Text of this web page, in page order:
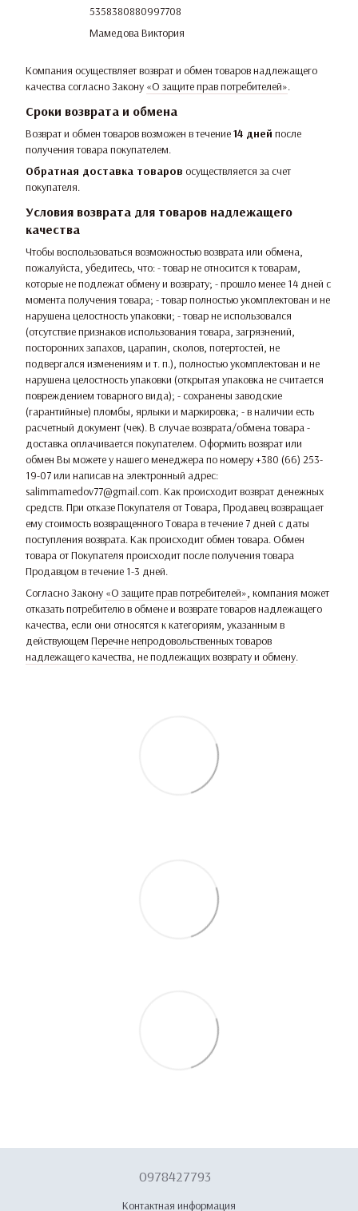
5358380880997708
Мамедова Виктория
Компания осуществляет возврат и обмен товаров надлежащего
качества согласно Закону «О защите прав потребителей».
Сроки возврата и обмена
Возврат и обмен товаров возможен в течение14 дней после
получения товара покупателем.
Обратная доставка товаров осуществляется за счет
покупателя.
Условия возврата для товаров надлежащего
качества
Чтобы воспользоваться возможностью возврата или обмена,
пожалуйста, убедитесь, что: - товар не относится к товарам,
которые не подлежат обмену и возврату; - прошло менее 14 дней с
момента получения товара; - товар полностью укомплектован и не
нарушена целостность упаковки; - товар не использовался
(отсутствие признаков использования товара, загрязнений,
посторонних запахов, царапин, сколов, потертостей, не
подвергался изменениям и т. п.), полностью укомплектован и не
нарушена целостность упаковки (открытая упаковка не считается
повреждением товарного вида); - сохранены заводские
(гарантийные) пломбы, ярлыки и маркировка; - в наличии есть
расчетный документ (чек). В случае возврата/обмена товара -
доставка оплачивается покупателем. Оформить возврат или
обмен Вы можете у нашего менеджера по номеру +380 (66) 253-
19-07 или написав на электронный адрес:
salimmamedov77@gmail.com. Как происходит возврат денежных
средств. При отказе Покупателя от Товара, Продавец возвращает
ему стоимость возвращенного Товара в течение 7 дней с даты
поступления возврата. Как происходит обмен товара. Обмен
товара от Покупателя происходит после получения товара
Продавцом в течение 1-3 дней.
Согласно Закону «О защите прав потребителей», компания может
отказать потребителю в обмене и возврате товаров надлежащего
качества, если они относятся к категориям, указанным в
действующем Перечне непродовольственных товаров
надлежащего качества, не подлежащих возврату и обмену.
0978427793
Контактная информация